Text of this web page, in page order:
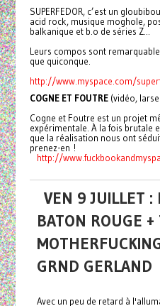
SUPERFEDOR, c’est un
acid rock, musique moghole,
balkanique et b.o de séries Z...
Leurs compos sont
que quiconque.
http://www.myspace.com/
COGNE ET FOUTRE(vidéo,
Cogne et Foutre est un projet
expérimentale. À la fois brutale
que la réalisation nous ont
prenez-en !
http://www.
VEN 9 JUILLET :
BATON ROUGE +
GRND GERLAND
Avec un peu de retard à